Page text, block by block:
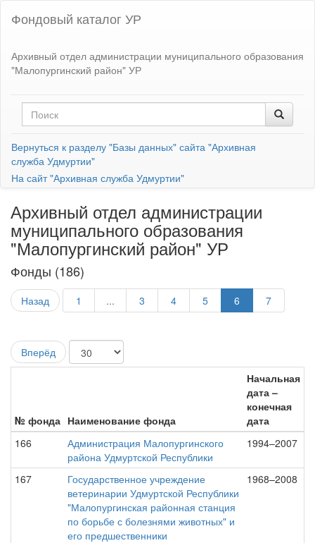
Фондовый каталог УР
Архивный отдел администрации муниципального образования
"Малопургинский район" УР
Вернуться к разделу "Базы данных" сайта "Архивная
служба Удмуртии"
На сайт "Архивная служба Удмуртии"
Архивный отдел администрации
муниципального образования
"Малопургинский район" УР
Фонды (186)
Назад 1 ... 3 4 5 6 7
Вперёд
№ фонда Наименование фонда
Начальная
дата –
конечная
дата
166
Администрация Малопургинского
района Удмуртской Республики
1994–2007
167
Государственное учреждение
ветеринарии Удмуртской Республики
"Малопургинская районная станция
по борьбе с болезнями животных" и
его предшественники
1968–2008